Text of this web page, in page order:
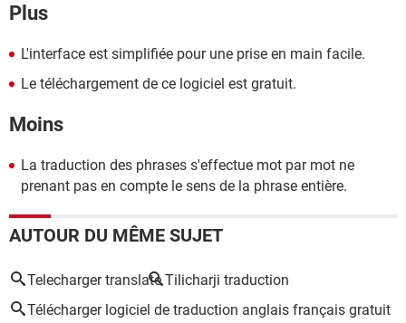
Plus
L'interface est simplifiée pour une prise en main facile.
Le téléchargement de ce logiciel est gratuit.
Moins
La traduction des phrases s'effectue mot par mot ne
prenant pas en compte le sens de la phrase entière.
AUTOUR DU MÊME SUJET
Telecharger translate Tilicharji traduction
Télécharger logiciel de traduction anglais français gratuit